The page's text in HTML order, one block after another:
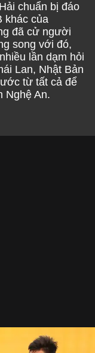
chuẩn bị đáo
khác của
đã cử người
song với đó,
lần dạm hỏi
Lan, Nhật Bản
từ tất cả để
Nghệ An.